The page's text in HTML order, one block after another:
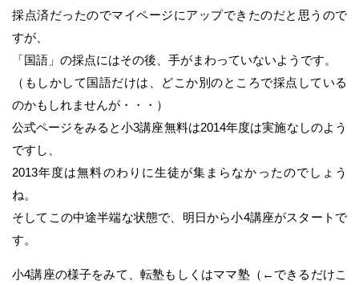
採点済だったのでマイページにアップできたのだと思うので
すが、
「国語」の採点にはその後、手がまわっていないようです。
（もしかして国語だけは、どこか別のところで採点している
のかもしれませんが・・・）
公式ページをみると小3講座無料は2014年度は実施なしのよう
ですし、
2013年度は無料のわりに生徒が集まらなかったのでしょう
ね。
そしてこの中途半端な状態で、明日から小4講座がスタートで
す。
小4講座の様子をみて、転塾もしくはママ塾（←できるだけこ